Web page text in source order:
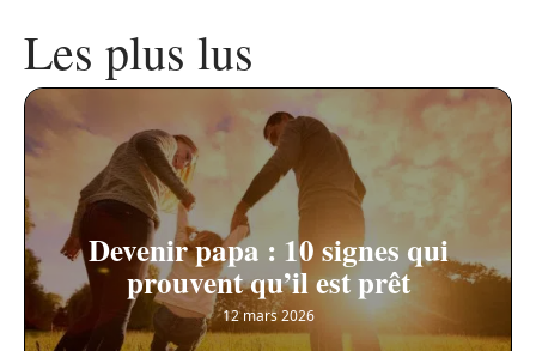
Les plus lus
Devenir papa : 10 signes qui
prouvent qu’il est prêt
12 mars 2026